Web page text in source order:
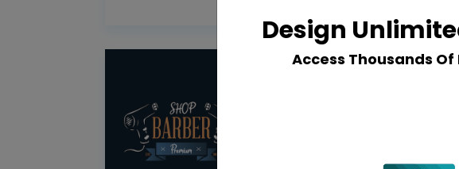
Design
Access Thousands